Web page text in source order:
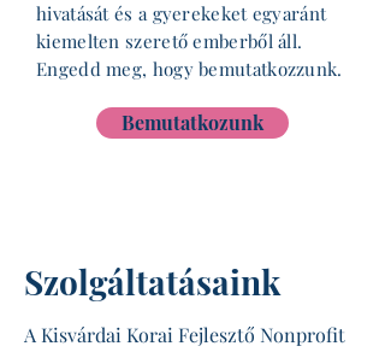
hivatását és a gyerekeket egyaránt
kiemelten szerető emberből áll.
Engedd meg, hogy bemutatkozzunk.
Bemutatkozunk
Szolgáltatásaink
A Kisvárdai Korai Fejlesztő Nonprofit